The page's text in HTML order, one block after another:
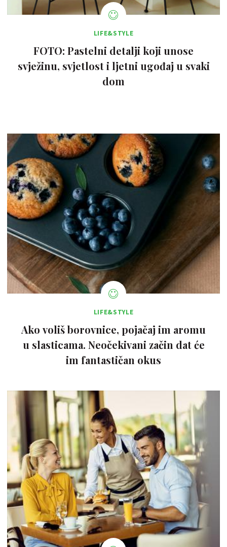
LIFE&STYLE
FOTO: Pastelni detalji koji unose
svježinu, svjetlost i ljetni ugođaj u svaki
dom
LIFE&STYLE
Ako voliš borovnice, pojačaj im aromu
u slasticama. Neočekivani začin dat će
im fantastičan okus